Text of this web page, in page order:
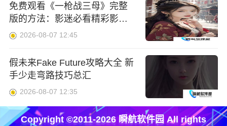
免费观看《一枪战三母》完整
版的方法：影迷必看精彩影片
解析2026-08-07 12:45
假未来Fake Future攻略大全 新
手少走弯路技巧总汇
2026-08-07 12:35
Copyright ©2011-2026 瞬航软件园 All rights